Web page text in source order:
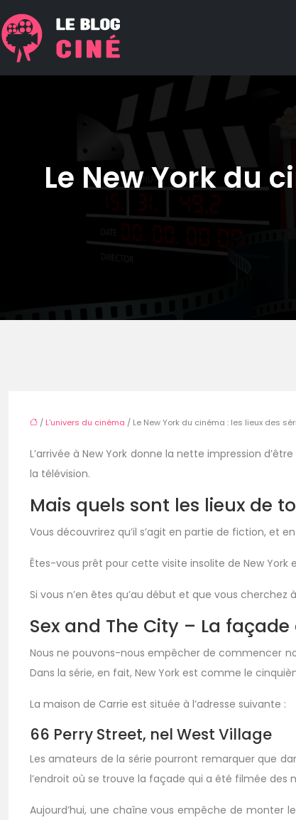
Le New York du
/ L'univers du cinéma / Le New York du cinéma : les lieux des
L’arrivée à New York donne la nette impression
la télévision.
Mais quels sont les lieux de
Vous découvrirez qu’il s’agit en partie de fiction, et
Êtes-vous prêt pour cette visite insolite de New
Si vous n’en êtes qu’au début et que vous
Sex and The City – La
Nous ne pouvons-nous empêcher de commencer
Dans la série, en fait, New York est comme le
La maison de Carrie est située à l’adresse suivante :
66 Perry Street, nel West Village
Les amateurs de la série pourront remarquer que
l’endroit où se trouve la façade qui a été filmée des
Aujourd’hui, une chaîne vous empêche de monter